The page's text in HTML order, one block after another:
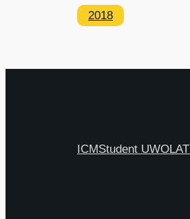
2018
ICMStudent UWOLAT